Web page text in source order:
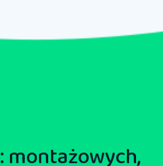
: montażowych,